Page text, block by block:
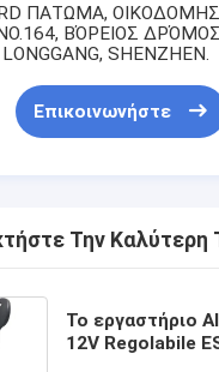
ΠΑΤΩΜΑ,
ΒΌΡΕΙΟΣ
SHENZHEN.
Επικοινωνήστε
Την Καλύτερη
Το εργαστήριο
12V Regolabile